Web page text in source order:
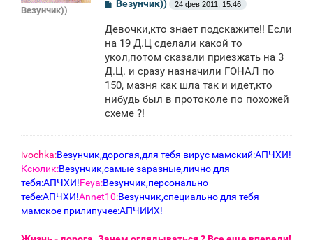
Везунчик))
С
о
б
щ
н
и
е
Везунчик)) 24 фев 2011, 15:46
Девочки,кто знает подскажите!! Если
на 19 Д.Ц сделали какой то
укол,потом сказали приезжать на 3
Д.Ц. и сразу назначили ГОНАЛ по
150, мазня как шла так и идет,кто
нибудь был в протоколе по похожей
схеме ?!
ivochka:Везунчик,дорогая,для тебя вирус мамский:АПЧХИ!
Ксюлик:Везунчик,самые заразные,лично для
тебя:АПЧХИ!Feya:Везунчик,персонально
тебе:АПЧХИ!Annet10:Везунчик,специально для тебя
мамское прилипучее:АПЧИИХ!